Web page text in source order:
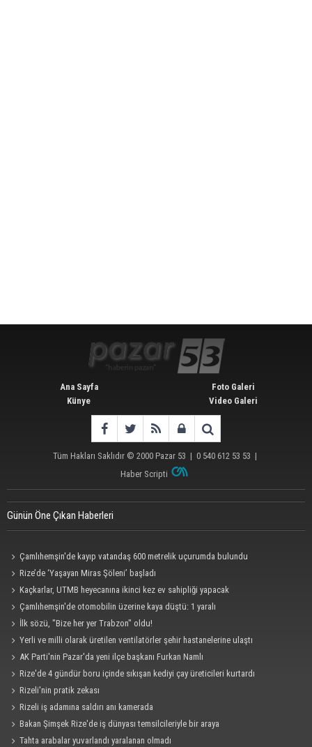
Ana Sayfa
Künye
Foto Galeri
Video Galeri
Tüm Hakları Saklıdır © 2000 Pazar 53 | 0 540 612 53 53 |
Haber Scripti
Günün Öne Çıkan Haberleri
Çamlıhemşin'de kayıp vatandaş 600 metrelik uçurumda bulundu
Rize’de ‘Yaşayan Miras Şöleni’ başladı
Kaçkarlar, UTMB heyecanına ikinci kez ev sahipliği yapacak
Çamlıhemşin'de otomobilin üzerine kaya düştü: 1 yaralı
İlk sözü, "Bize her yer Trabzon" oldu!
Yerli ve milli olarak üretilen ventilatörler şehir hastanelerine ulaştı
AK Parti'nin Pazar'da yeni ilçe başkanı Furkan Namlı
Rize'de 4 gündür boru içinde sıkışan kediyi çay üreticileri kurtardı
Rizeli'nin pratik zekası
Rizeli iş adamına saldırı anı kamerada
Bakan Şimşek Rize'de iş dünyası temsilcileriyle bir araya
Tahta arabalar yuvarlandı yaralanan olmadı